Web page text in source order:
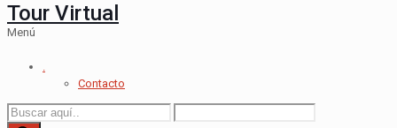
Tour Virtual
Menú
.
Contacto